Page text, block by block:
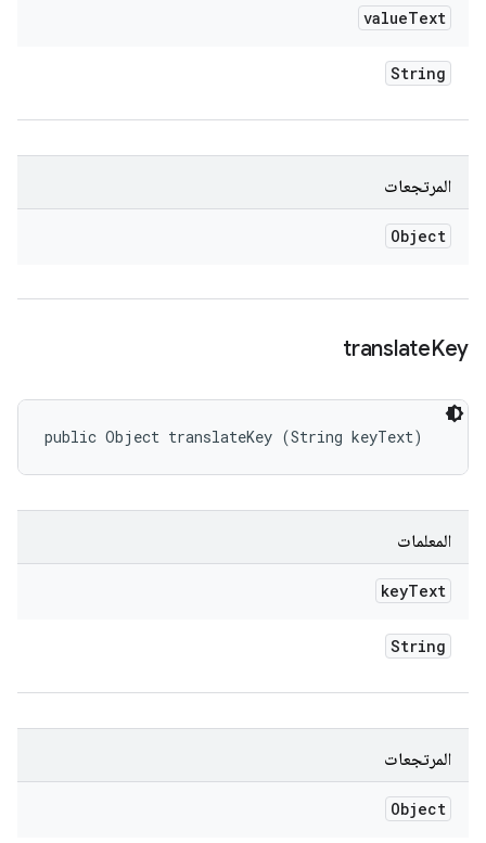
valueText
String
المرتجعات
Object
translateKey
public Object translateKey (String keyText)
المعلمات
keyText
String
المرتجعات
Object